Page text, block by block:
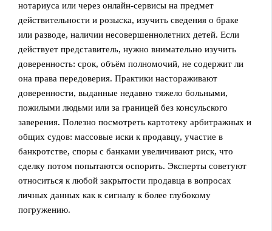
нотариуса или через онлайн‑сервисы на предмет
действительности и розыска, изучить сведения о браке
или разводе, наличии несовершеннолетних детей. Если
действует представитель, нужно внимательно изучить
доверенность: срок, объём полномочий, не содержит ли
она права передоверия. Практики настораживают
доверенности, выданные недавно тяжело больными,
пожилыми людьми или за границей без консульского
заверения. Полезно посмотреть картотеку арбитражных и
общих судов: массовые иски к продавцу, участие в
банкротстве, споры с банками увеличивают риск, что
сделку потом попытаются оспорить. Эксперты советуют
относиться к любой закрытости продавца в вопросах
личных данных как к сигналу к более глубокому
погружению.